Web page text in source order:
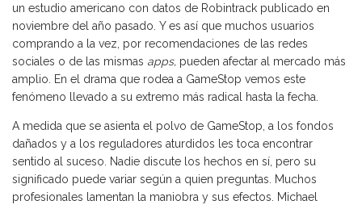
un estudio americano con datos de Robintrack publicado en
noviembre del año pasado. Y es así que muchos usuarios
comprando a la vez, por recomendaciones de las redes
sociales o de las mismas apps, pueden afectar al mercado más
amplio. En el drama que rodea a GameStop vemos este
fenómeno llevado a su extremo más radical hasta la fecha.
A medida que se asienta el polvo de GameStop, a los fondos
dañados y a los reguladores aturdidos les toca encontrar
sentido al suceso. Nadie discute los hechos en sí, pero su
significado puede variar según a quien preguntas. Muchos
profesionales lamentan la maniobra y sus efectos. Michael